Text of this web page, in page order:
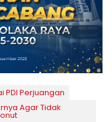
PDI Perjuangan
Agar Tidak